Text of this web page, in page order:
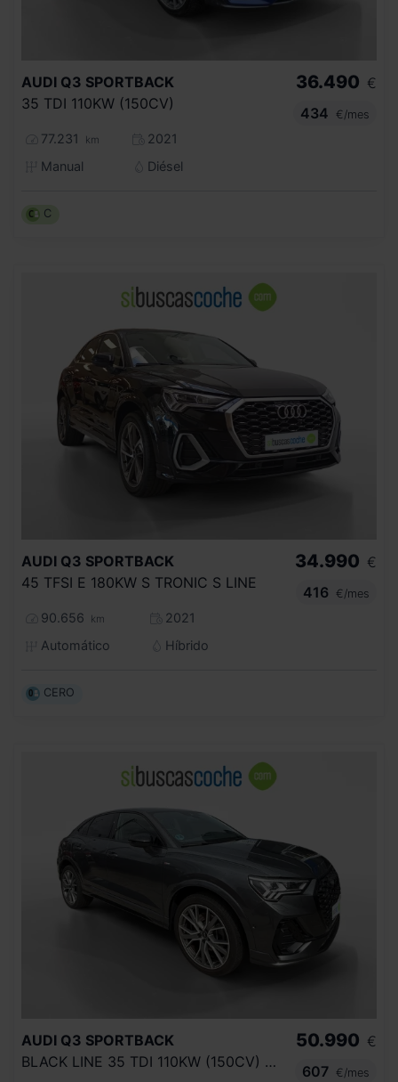
AUDI Q3 SPORTBACK
35 TDI 110KW (150CV)
77.231 km
2021
Manual
Diésel
36.490 €
434
€/mes
C
AUDI Q3 SPORTBACK
45 TFSI E 180KW S TRONIC S LINE
90.656 km
2021
Automático
Híbrido
34.990 €
416
€/mes
CERO
AUDI Q3 SPORTBACK
BLACK LINE 35 TDI 110KW (150CV) S TRONIC
50.990 €
607
€/mes